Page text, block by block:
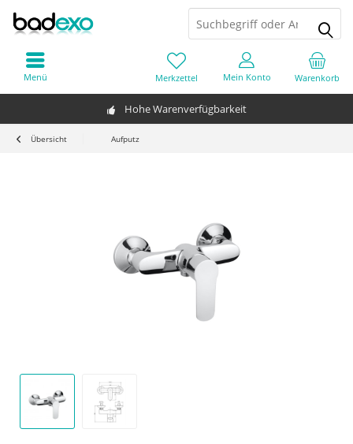
Hohe Warenverfügbarkeit
Warenkorb
Merkzettel Mein Konto
Menü
Übersicht Aufputz